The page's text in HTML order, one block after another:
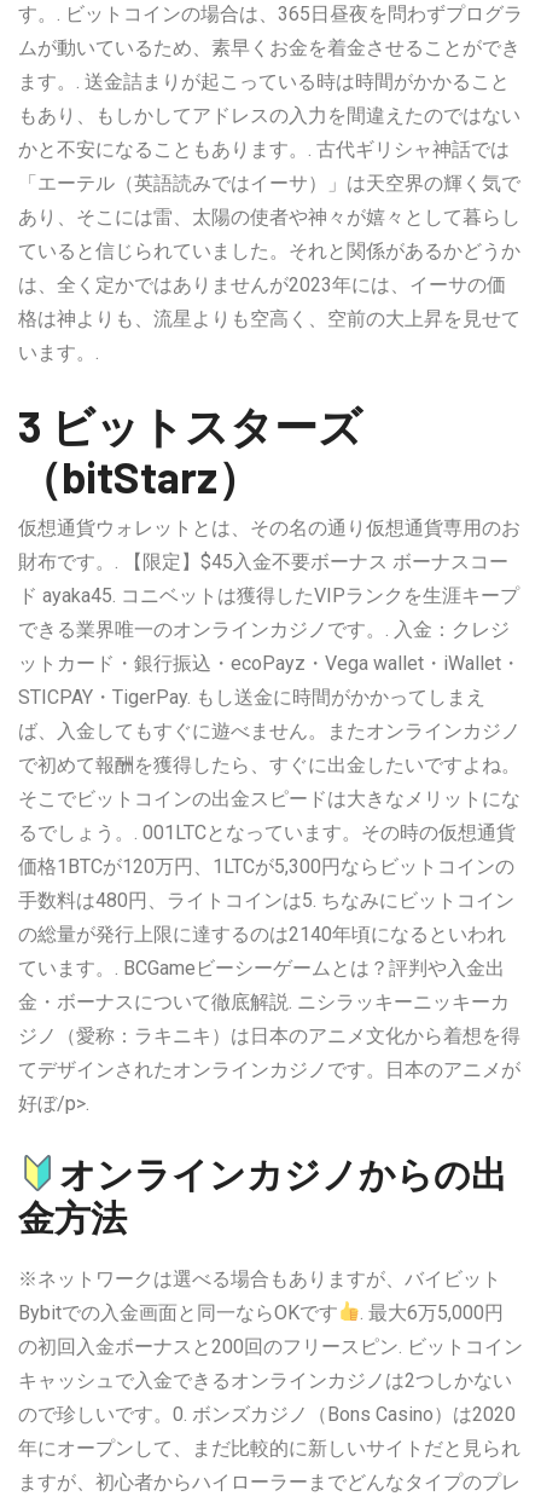
す。. ビットコインの場合は、365日昼夜を問わずプログラ
ムが動いているため、素早くお金を着金させることができ
ます。. 送金詰まりが起こっている時は時間がかかること
もあり、もしかしてアドレスの入力を間違えたのではない
かと不安になることもあります。. 古代ギリシャ神話では
「エーテル（英語読みではイーサ）」は天空界の輝く気で
あり、そこには雷、太陽の使者や神々が嬉々として暮らし
ていると信じられていました。それと関係があるかどうか
は、全く定かではありませんが2023年には、イーサの価
格は神よりも、流星よりも空高く、空前の大上昇を見せて
います。.
3 ビットスターズ
（bitStarz）
仮想通貨ウォレットとは、その名の通り仮想通貨専用のお
財布です。. 【限定】$45入金不要ボーナス ボーナスコー
ド ayaka45. コニベットは獲得したVIPランクを生涯キープ
できる業界唯一のオンラインカジノです。. 入金：クレジ
ットカード・銀行振込・ecoPayz・Vega wallet・iWallet・
STICPAY・TigerPay. もし送金に時間がかかってしまえ
ば、入金してもすぐに遊べません。またオンラインカジノ
で初めて報酬を獲得したら、すぐに出金したいですよね。
そこでビットコインの出金スピードは大きなメリットにな
るでしょう。. 001LTCとなっています。その時の仮想通貨
価格1BTCが120万円、1LTCが5,300円ならビットコインの
手数料は480円、ライトコインは5. ちなみにビットコイン
の総量が発行上限に達するのは2140年頃になるといわれ
ています。. BCGameビーシーゲームとは？評判や入金出
金・ボーナスについて徹底解説. ニシラッキーニッキーカ
ジノ（愛称：ラキニキ）は日本のアニメ文化から着想を得
てデザインされたオンラインカジノです。日本のアニメが
好ぼ/p>.
オンラインカジノからの出
金方法
※ネットワークは選べる場合もありますが、バイビット
Bybitでの入金画面と同一ならOKです
. 最大6万5,000円
の初回入金ボーナスと200回のフリースピン. ビットコイン
キャッシュで入金できるオンラインカジノは2つしかない
ので珍しいです。0. ボンズカジノ（Bons Casino）は2020
年にオープンして、まだ比較的に新しいサイトだと見られ
ますが、初心者からハイローラーまでどんなタイプのプレ